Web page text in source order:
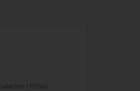
( PSGa)